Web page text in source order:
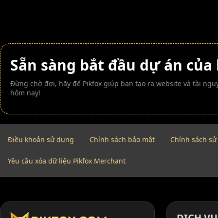
Sẵn sàng bắt đầu dự án của
Đừng chờ đợi, hãy để Pikfox giúp bạn tạo ra website và tài
hôm nay!
Điều khoản sử dụng Chính sách bảo mật Chính sách
Yêu cầu xóa dữ liệu Pikfox Merchant